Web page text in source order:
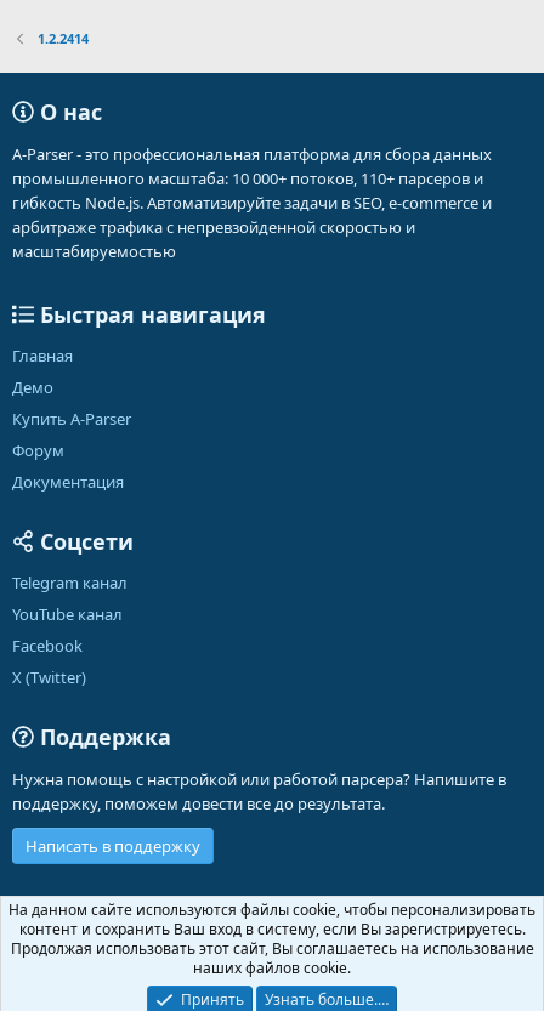
1.2.2414
О нас
A-Parser - это профессиональная платформа для сбора данных
промышленного масштаба: 10 000+ потоков, 110+ парсеров и
гибкость Node.js. Автоматизируйте задачи в SEO, e-commerce и
арбитраже трафика с непревзойденной скоростью и
масштабируемостью
Быстрая навигация
Главная
Демо
Купить A-Parser
Форум
Документация
Соцсети
Telegram канал
YouTube канал
Facebook
X (Twitter)
Поддержка
Нужна помощь с настройкой или работой парсера? Напишите в
поддержку, поможем довести все до результата.
Написать в поддержку
Russian (RU)
Обратная связь
Условия и правила
Политика конфиденциальности
Помощь
Community platform by XenForo ® © 2010-2026 XenForo Ltd.
На данном сайте используются файлы cookie, чтобы персонализировать
контент и сохранить Ваш вход в систему, если Вы зарегистрируетесь.
Продолжая использовать этот сайт, Вы соглашаетесь на использование
наших файлов cookie.
Принять
Узнать больше.…